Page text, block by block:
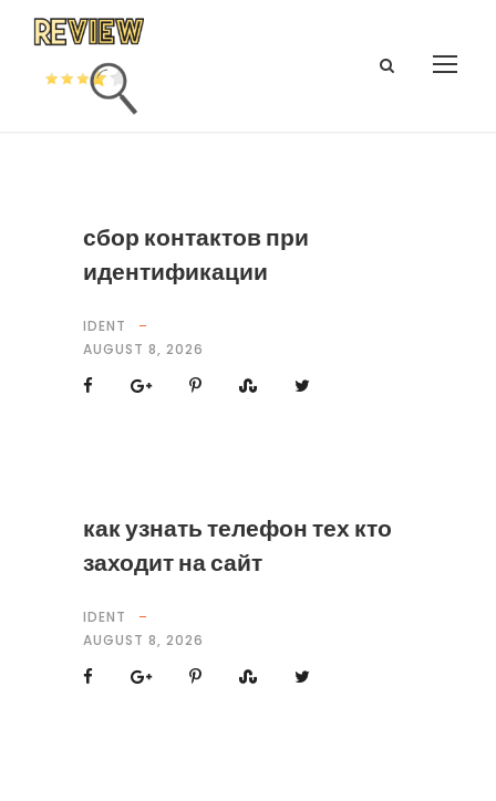
сбор контактов при
идентификации
IDENT
AUGUST 8, 2026
как узнать телефон тех кто
заходит на сайт
IDENT
AUGUST 8, 2026